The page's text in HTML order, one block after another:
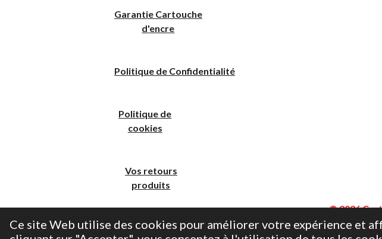
Ce site Web utilise des cookies pour améliorer votre expérience et
Garantie Cartouche
d'encre
Politique de Confidentialité
Politique de
cookies
Vos retours
produits
© 2026